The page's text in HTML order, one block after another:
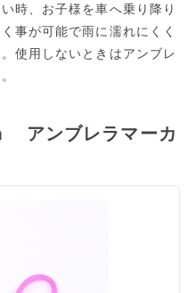
時、お子様を車へ乗り降り
事が可能で雨に濡れにくく
使用しないときはアンブレ
ンブレラマーカ